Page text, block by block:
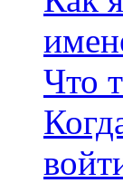
Что